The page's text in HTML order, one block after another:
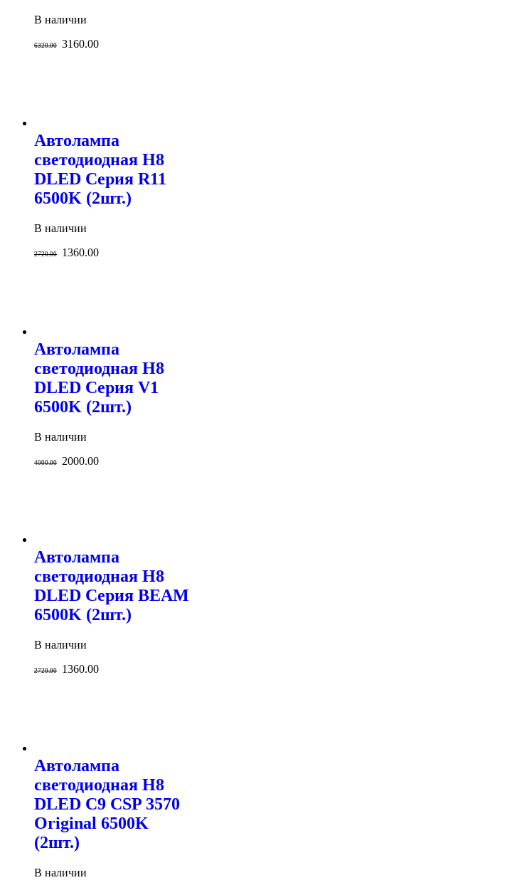
В наличии
6320.00 3160.00
Автолампа
светодиодная H8
DLED Серия R11
6500K (2шт.)
В наличии
2720.00 1360.00
Автолампа
светодиодная H8
DLED Серия V1
6500K (2шт.)
В наличии
4000.00 2000.00
Автолампа
светодиодная H8
DLED Серия BEAM
6500K (2шт.)
В наличии
2720.00 1360.00
Автолампа
светодиодная H8
DLED C9 CSP 3570
Original 6500K
(2шт.)
В наличии